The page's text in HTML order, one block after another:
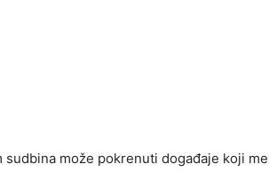
sudbina može pokrenuti događaje koji